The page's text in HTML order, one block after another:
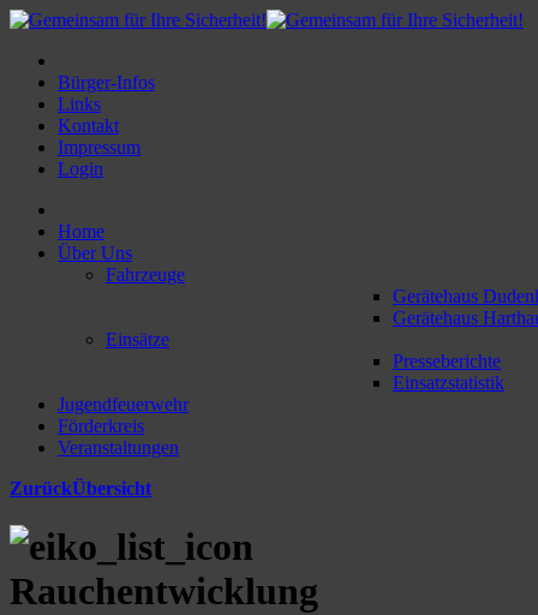
Bürger-Infos
Links
Kontakt
Impressum
Login
Home
Über Uns
Fahrzeuge
Gerätehaus
Gerätehaus
Einsätze
Presseberichte
Einsatzstatistik
Jugendfeuerwehr
Förderkreis
Veranstaltungen
ZurückÜbersicht
Rauchentwicklung